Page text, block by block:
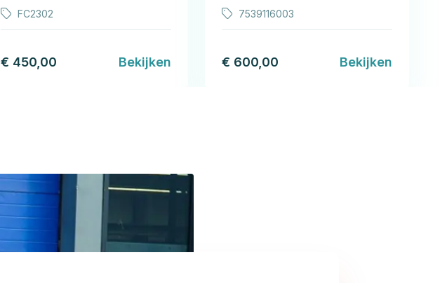
FC2302
€ 450,00 Bekijken
7539116003
€ 600,00 Bekijken